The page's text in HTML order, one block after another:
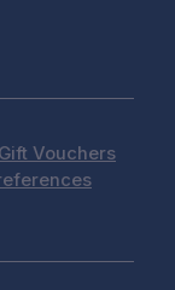
Gift Vouchers